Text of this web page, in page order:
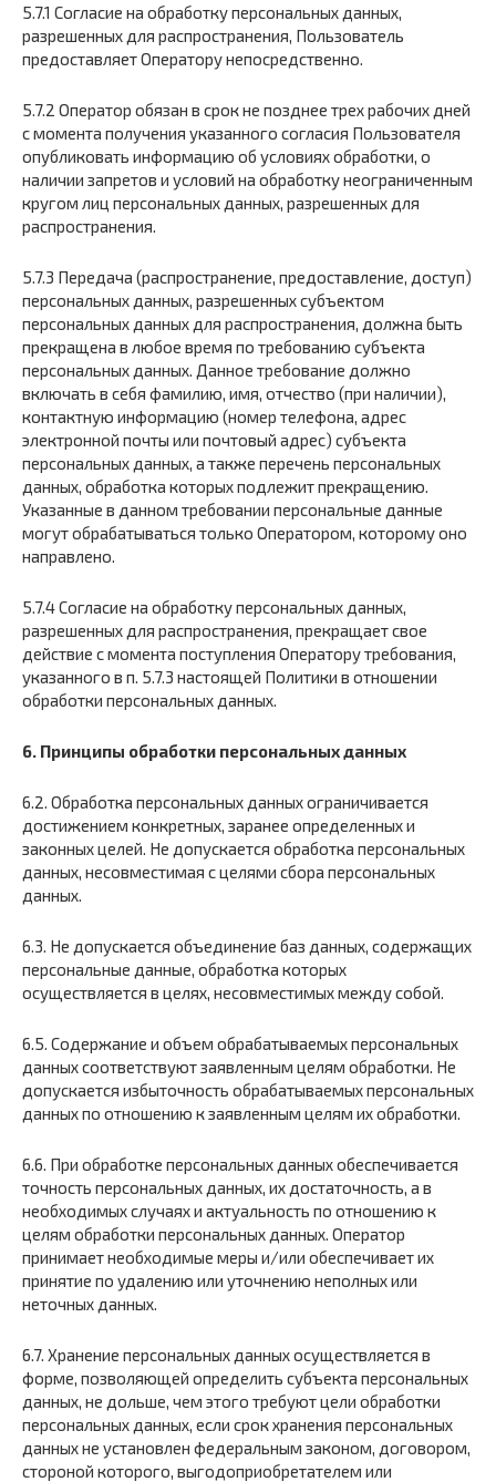
5.7.1 Согласие на обработку персональных данных,
разрешенных для распространения, Пользователь
предоставляет Оператору непосредственно.
5.7.2 Оператор обязан в срок не позднее трех рабочих дней
с момента получения указанного согласия Пользователя
опубликовать информацию об условиях обработки, о
наличии запретов и условий на обработку неограниченным
кругом лиц персональных данных, разрешенных для
распространения.
5.7.3 Передача (распространение, предоставление, доступ)
персональных данных, разрешенных субъектом
персональных данных для распространения, должна быть
прекращена в любое время по требованию субъекта
персональных данных. Данное требование должно
включать в себя фамилию, имя, отчество (при наличии),
контактную информацию (номер телефона, адрес
электронной почты или почтовый адрес) субъекта
персональных данных, а также перечень персональных
данных, обработка которых подлежит прекращению.
Указанные в данном требовании персональные данные
могут обрабатываться только Оператором, которому оно
направлено.
5.7.4 Согласие на обработку персональных данных,
разрешенных для распространения, прекращает свое
действие с момента поступления Оператору требования,
указанного в п. 5.7.3 настоящей Политики в отношении
обработки персональных данных.
6. Принципы обработки персональных данных
6.2. Обработка персональных данных ограничивается
достижением конкретных, заранее определенных и
законных целей. Не допускается обработка персональных
данных, несовместимая с целями сбора персональных
данных.
6.3. Не допускается объединение баз данных, содержащих
персональные данные, обработка которых
осуществляется в целях, несовместимых между собой.
6.5. Содержание и объем обрабатываемых персональных
данных соответствуют заявленным целям обработки. Не
допускается избыточность обрабатываемых персональных
данных по отношению к заявленным целям их обработки.
6.6. При обработке персональных данных обеспечивается
точность персональных данных, их достаточность, а в
необходимых случаях и актуальность по отношению к
целям обработки персональных данных. Оператор
принимает необходимые меры и/или обеспечивает их
принятие по удалению или уточнению неполных или
неточных данных.
6.7. Хранение персональных данных осуществляется в
форме, позволяющей определить субъекта персональных
данных, не дольше, чем этого требуют цели обработки
персональных данных, если срок хранения персональных
данных не установлен федеральным законом, договором,
стороной которого, выгодоприобретателем или